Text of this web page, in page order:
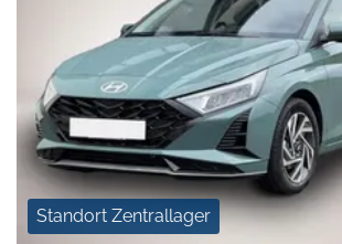
Standort Zentrallager